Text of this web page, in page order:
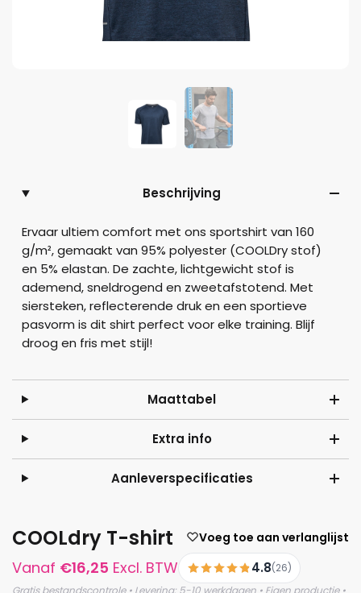
Beschrijving
Ervaar ultiem comfort met ons sportshirt van 160
g/m², gemaakt van 95% polyester (COOLDry stof)
en 5% elastan. De zachte, lichtgewicht stof is
ademend, sneldrogend en zweetafstotend. Met
siersteken, reflecterende druk en een sportieve
pasvorm is dit shirt perfect voor elke training. Blijf
droog en fris met stijl!
Maattabel
Extra info
Aanleverspecificaties
COOLdry T-shirt Voeg toe aan verlanglijst
Vanaf €16,25 Excl. BTW 4.8(26)
Gratis bestandscontrole • Levering: 5-10 werkdagen • Eigen productie •